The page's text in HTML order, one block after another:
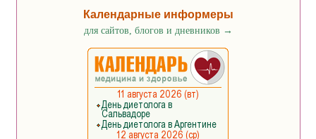
Календарные информеры
для сайтов, блогов и дневников →